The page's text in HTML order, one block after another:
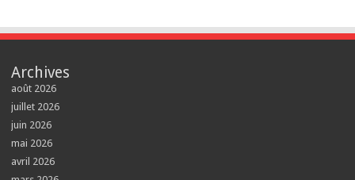
Archives
août 2026
juillet 2026
juin 2026
mai 2026
avril 2026